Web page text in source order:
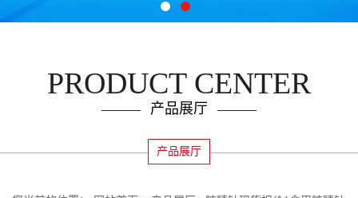
PRODUCT CENTER
产品展厅
产品展厅